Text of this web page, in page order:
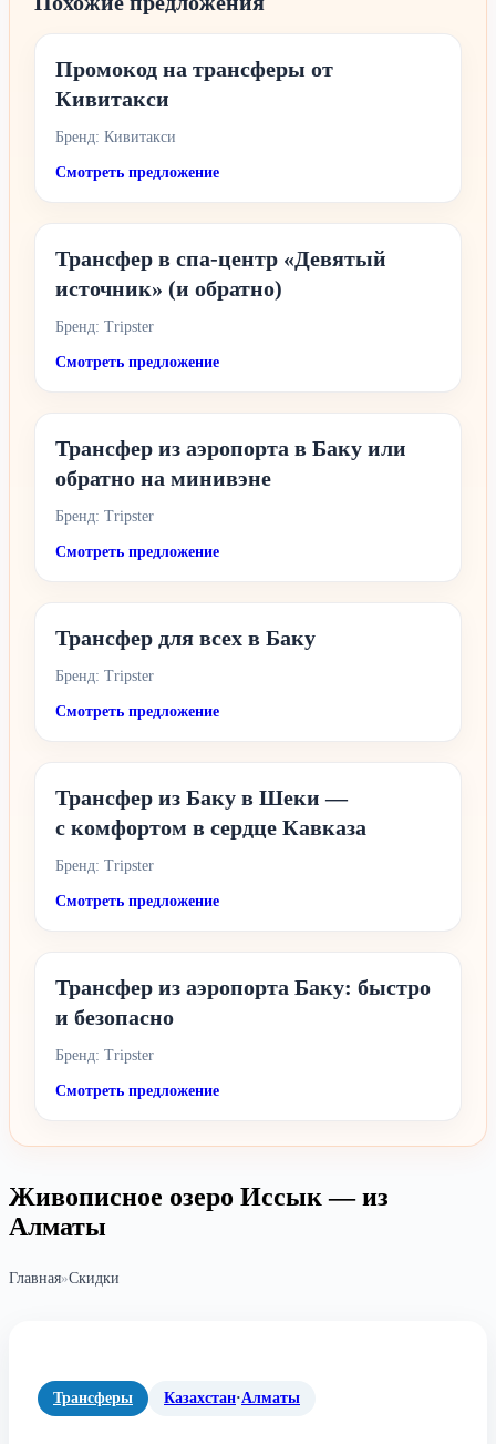
Промокод на трансферы от
Кивитакси
Бренд: Кивитакси
Смотреть предложение
Трансфер в спа-центр «Девятый
источник» (и обратно)
Бренд: Tripster
Смотреть предложение
Трансфер из аэропорта в Баку или
обратно на минивэне
Бренд: Tripster
Смотреть предложение
Трансфер для всех в Баку
Бренд: Tripster
Смотреть предложение
Трансфер из Баку в Шеки —
с комфортом в сердце Кавказа
Бренд: Tripster
Смотреть предложение
Трансфер из аэропорта Баку: быстро
и безопасно
Бренд: Tripster
Смотреть предложение
Живописное озеро Иссык — из
Алматы
Главная»Скидки
Трансферы Казахстан·Алматы